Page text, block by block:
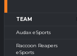
TEAM
Audax eSports
Raccoon Reapers
eSports